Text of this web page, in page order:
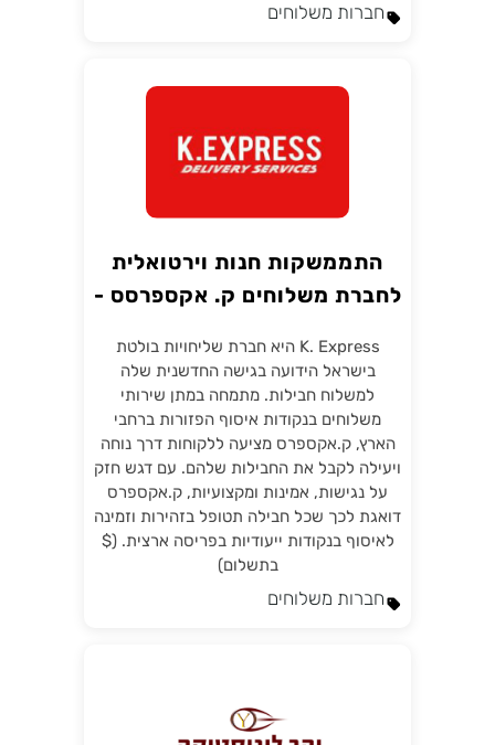
חברות משלוחים
התממשקות חנות וירטואלית
לחברת משלוחים ק. אקספרסס -
K. Express היא חברת שליחויות בולטת
בישראל הידועה בגישה החדשנית שלה
למשלוח חבילות. מתמחה במתן שירותי
משלוחים בנקודות איסוף הפזורות ברחבי
הארץ, ק.אקספרס מציעה ללקוחות דרך נוחה
ויעילה לקבל את החבילות שלהם. עם דגש חזק
על נגישות, אמינות ומקצועיות, ק.אקספרס
דואגת לכך שכל חבילה תטופל בזהירות וזמינה
לאיסוף בנקודות ייעודיות בפריסה ארצית. ($
בתשלום)
חברות משלוחים